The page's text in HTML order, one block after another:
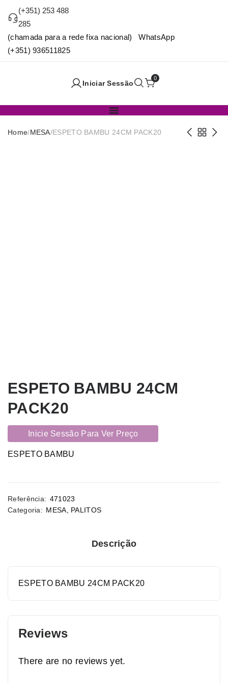
(+351) 253 488
285
(chamada para a rede fixa nacional) WhatsApp
(+351) 936511825
Iniciar Sessão
0
Home/MESA/ESPETO BAMBU 24CM PACK20
ESPETO BAMBU 24CM
PACK20
Inicie Sessão Para Ver Preço
ESPETO BAMBU
Referência: 471023
Categoria: MESA PALITOS
Descrição
ESPETO BAMBU 24CM PACK20
Reviews
There are no reviews yet.